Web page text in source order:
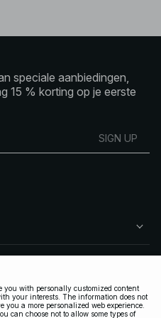
speciale aanbiedingen,
15 % korting op je eerste
SIGN UP